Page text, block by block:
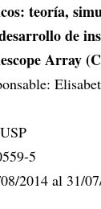
teoría,
de
Array
5
2014 al 31/